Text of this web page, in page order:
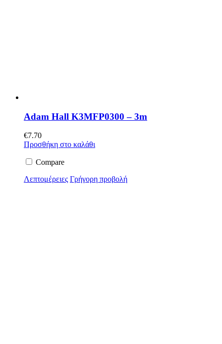
Adam Hall K3MFP0300 – 3m
€7.70
Προσθήκη στο καλάθι
Compare
Λεπτομέρειες Γρήγορη προβολή